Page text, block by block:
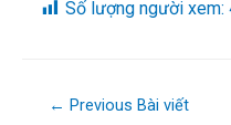
Số lượng người xem:
← Previous Bài viết